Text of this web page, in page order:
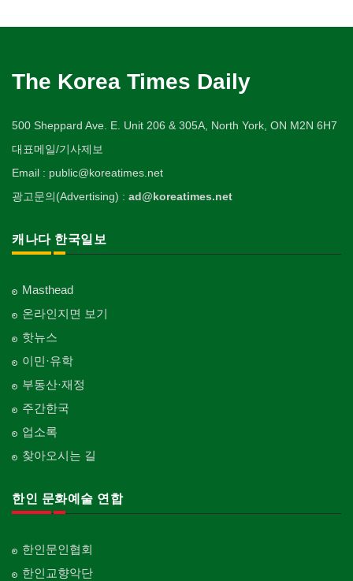
The Korea Times Daily
500 Sheppard Ave. E. Unit 206 & 305A, North York, ON M2N 6H7
대표메일/기사제보
Email : public@koreatimes.net
광고문의(Advertising) : ad@koreatimes.net
캐나다 한국일보
Masthead
온라인지면 보기
핫뉴스
이민·유학
부동산·재정
주간한국
업소록
찾아오시는 길
한인 문화예술 연합
한인문인협회
한인교향악단